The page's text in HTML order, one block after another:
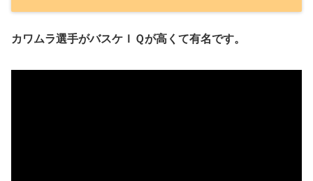
カワムラ選手がバスケＩＱが高くて有名です。